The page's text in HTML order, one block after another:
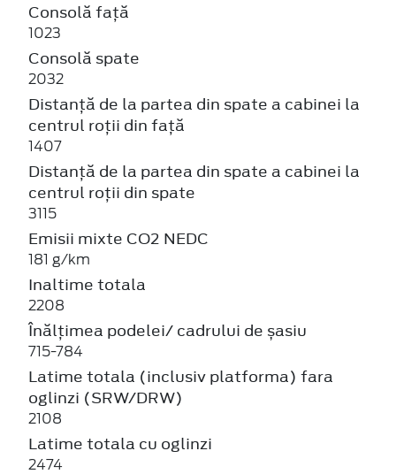
Consolă față
1023
Consolă spate
2032
Distanță de la partea din spate a cabinei la
centrul roții din față
1407
Distanță de la partea din spate a cabinei la
centrul roții din spate
3115
Emisii mixte CO2 NEDC
181 g/km
Inaltime totala
2208
Înălțimea podelei/ cadrului de șasiu
715-784
Latime totala (inclusiv platforma) fara
oglinzi (SRW/DRW)
2108
Latime totala cu oglinzi
2474